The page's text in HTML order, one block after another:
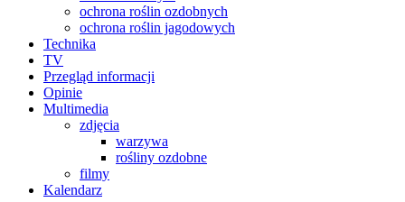
ochrona roślin ozdobnych
ochrona roślin jagodowych
Technika
TV
Przegląd informacji
Opinie
Multimedia
zdjęcia
warzywa
rośliny ozdobne
filmy
Kalendarz